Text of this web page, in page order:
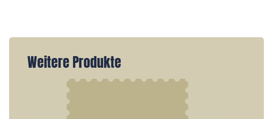
Weitere Produkte